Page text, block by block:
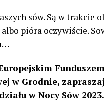
sów. Są w trakcie
pióra oczywiście.
w Grodnie,
w Nocy Sów 2023.